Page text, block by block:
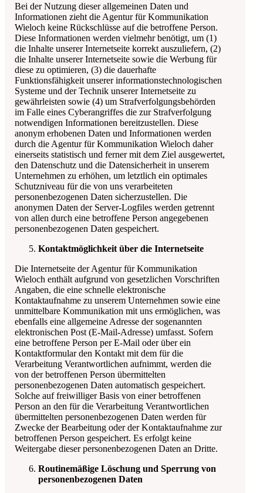
Bei der Nutzung dieser allgemeinen Daten und
Informationen zieht die Agentur für Kommunikation
Wieloch keine Rückschlüsse auf die betroffene Person.
Diese Informationen werden vielmehr benötigt, um (1)
die Inhalte unserer Internetseite korrekt auszuliefern, (2)
die Inhalte unserer Internetseite sowie die Werbung für
diese zu optimieren, (3) die dauerhafte
Funktionsfähigkeit unserer informationstechnologischen
Systeme und der Technik unserer Internetseite zu
gewährleisten sowie (4) um Strafverfolgungsbehörden
im Falle eines Cyberangriffes die zur Strafverfolgung
notwendigen Informationen bereitzustellen. Diese
anonym erhobenen Daten und Informationen werden
durch die Agentur für Kommunikation Wieloch daher
einerseits statistisch und ferner mit dem Ziel ausgewertet,
den Datenschutz und die Datensicherheit in unserem
Unternehmen zu erhöhen, um letztlich ein optimales
Schutzniveau für die von uns verarbeiteten
personenbezogenen Daten sicherzustellen. Die
anonymen Daten der Server-Logfiles werden getrennt
von allen durch eine betroffene Person angegebenen
personenbezogenen Daten gespeichert.
Kontaktmöglichkeit über die Internetseite
Die Internetseite derAgentur für Kommunikation
Wieloch enthält aufgrund von gesetzlichen Vorschriften
Angaben, die eine schnelle elektronische
Kontaktaufnahme zu unserem Unternehmen sowie eine
unmittelbare Kommunikation mit uns ermöglichen, was
ebenfalls eine allgemeine Adresse der sogenannten
elektronischen Post (E-Mail-Adresse) umfasst. Sofern
eine betroffene Person per E-Mail oder über ein
Kontaktformular den Kontakt mit dem für die
Verarbeitung Verantwortlichen aufnimmt, werden die
von der betroffenen Person übermittelten
personenbezogenen Daten automatisch gespeichert.
Solche auf freiwilliger Basis von einer betroffenen
Person an den für die Verarbeitung Verantwortlichen
übermittelten personenbezogenen Daten werden für
Zwecke der Bearbeitung oder der Kontaktaufnahme zur
betroffenen Person gespeichert. Es erfolgt keine
Weitergabe dieser personenbezogenen Daten an Dritte.
Routinemäßige Löschung und Sperrung von
personenbezogenen Daten